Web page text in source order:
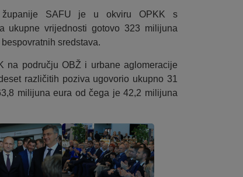
županije SAFU je u okviru OPKK s
ukupne vrijednosti gotovo 323 milijuna
sredstava.
na području OBŽ i urbane aglomeracije
različitih poziva ugovorio ukupno 31
milijuna eura od čega je 42,2 milijuna